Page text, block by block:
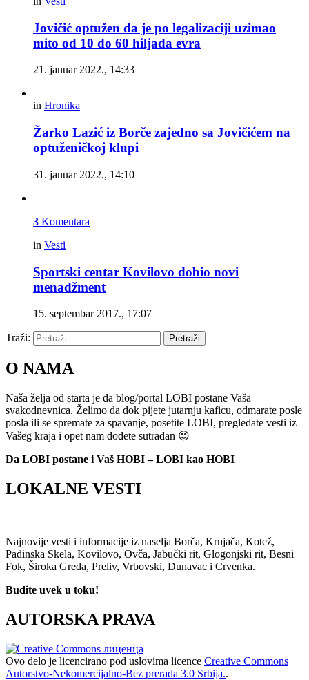
Jovičić optužen da je po legalizaciji uzimao
mito od 10 do 60 hiljada evra
21. januar 2022., 14:33
in Hronika
Žarko Lazić iz Borče zajedno sa Jovičićem na
optuženičkoj klupi
31. januar 2022., 14:10
3 Komentara
in Vesti
Sportski centar Kovilovo dobio novi
menadžment
15. septembar 2017., 17:07
Traži: Pretraži
O NAMA
Naša želja od starta je da blog/portal LOBI postane Vaša
svakodnevnica. Želimo da dok pijete jutarnju kaficu, odmarate posle
posla ili se spremate za spavanje, posetite LOBI, pregledate vesti iz
Vašeg kraja i opet nam dođete sutradan 😉
Da LOBI postane i Vaš HOBI – LOBI kao HOBI
LOKALNE VESTI
Najnovije vesti i informacije iz naselja Borča, Krnjača, Kotež,
Padinska Skela, Kovilovo, Ovča, Jabučki rit, Glogonjski rit, Besni
Fok, Široka Greda, Preliv, Vrbovski, Dunavac i Crvenka.
Budite uvek u toku!
AUTORSKA PRAVA
Ovo delo je licencirano pod uslovima licence Creative Commons
Autorstvo-Nekomercijalno-Bez prerada 3.0 Srbija..